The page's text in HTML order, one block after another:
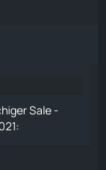
Sale -
: